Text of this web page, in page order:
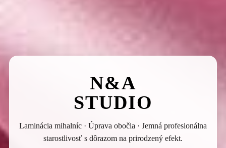
N&A
STUDIO
Laminácia mihalníc · Úprava obočia · Jemná profesionálna
starostlivosť s dôrazom na prirodzený efekt.